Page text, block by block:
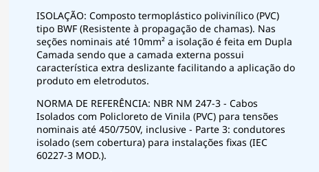
ISOLAÇÃO: Composto termoplástico polivinílico (PVC)
tipo BWF (Resistente à propagação de chamas). Nas
seções nominais até 10mm² a isolação é feita em Dupla
Camada sendo que a camada externa possui
característica extra deslizante facilitando a aplicação do
produto em eletrodutos.
NORMA DE REFERÊNCIA: NBR NM 247-3 - Cabos
Isolados com Policloreto de Vinila (PVC) para tensões
nominais até 450/750V, inclusive - Parte 3: condutores
isolado (sem cobertura) para instalações fixas (IEC
60227-3 MOD.).